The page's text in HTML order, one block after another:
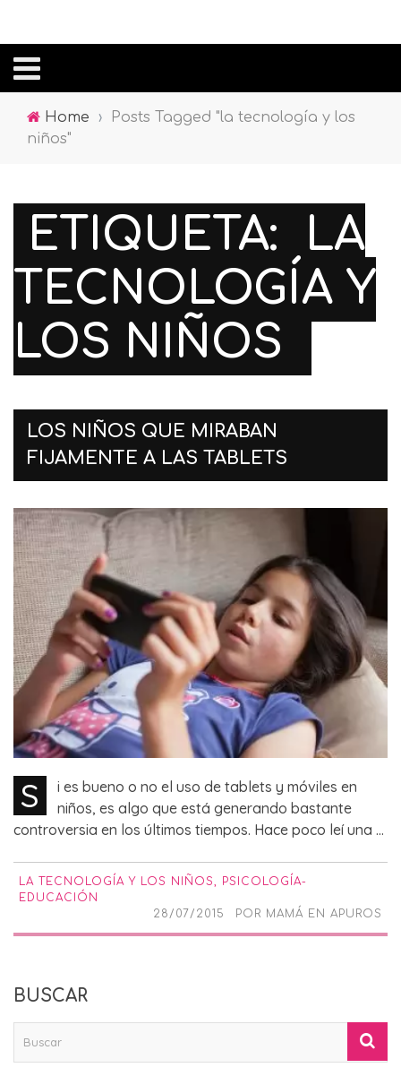
Home ›
Posts Tagged "la tecnología y los
niños"
ETIQUETA:
LA
TECNOLOGÍA Y
LOS NIÑOS
LOS NIÑOS QUE MIRABAN
FIJAMENTE A LAS TABLETS
S
i es bueno o no el uso de tablets y móviles en
niños, es algo que está generando bastante
controversia en los últimos tiempos. Hace poco leí una ...
LA TECNOLOGÍA Y LOS NIÑOS
PSICOLOGÍA-
EDUCACIÓN
28/07/2015
POR MAMÁ EN APUROS
BUSCAR